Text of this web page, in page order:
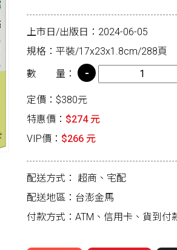
上市日/出版日：2024-06-05
規格：平裝/17x23x1.8cm/288頁
數 量：
定價：$380元
特惠價： $274 元
VIP價： $266 元
配送方式： 超商、宅配
配送地區：台澎金馬
付款方式：ATM、信用卡、貨到付